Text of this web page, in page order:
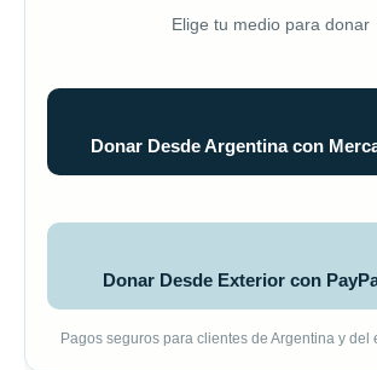
Elige tu medio para donar
Donar Desde Argentina con
Donar Desde Exterior con
Pagos seguros para clientes de Argentina y del